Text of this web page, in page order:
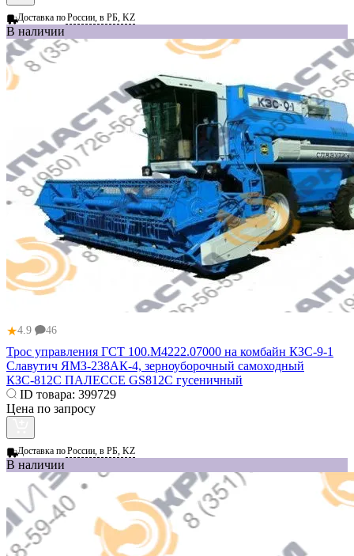
Доставка поРоссии, в РБ, KZ
В наличии
★4.9 46
Трос управления ГСТ 100.М4222.07000 на комбайн КЗС-9-1
Славутич ЯМЗ-238АК-4, зерноуборочный самоходный
КЗС-812С ПАЛЕССЕ GS812С гусеничный
ID товара: 399729
Цена по запросу
Доставка поРоссии, в РБ, KZ
В наличии